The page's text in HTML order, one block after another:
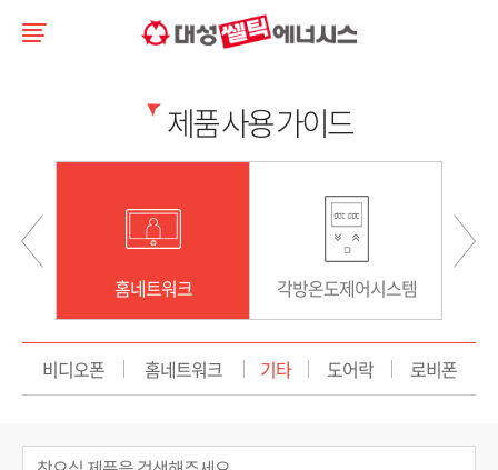
제품 사용 가이드
홈네트워크 각방온도제어시스템
비디오폰 홈네트워크 기타 도어락 로비폰